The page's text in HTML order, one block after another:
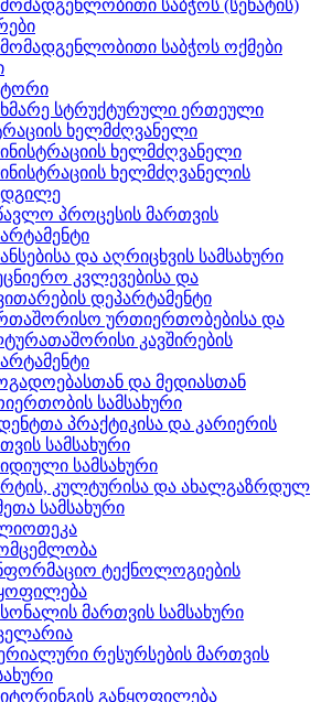
საბჭოს (სენატის)
საბჭოს ოქმები
სტრუქტურული ერთეული
ხელმძღვანელი
ხელმძღვანელი
ხელმძღვანელის
პროცესის მართვის
და აღრიცხვის სამსახური
კვლევებისა და
დეპარტამენტი
ურთიერთობებისა და
კავშირების
და მედიასთან
სამსახური
პრაქტიკისა და კარიერის
სამსახური
სამსახური
კულტურისა და ახალგაზრდულ
სამსახური
ტექნოლოგიების
მართვის სამსახური
რესურსების მართვის
განყოფილება